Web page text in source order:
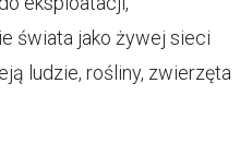
świata jako żywej sieci
ludzie, rośliny, zwierzęta